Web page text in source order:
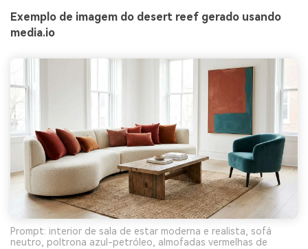
Exemplo de imagem do desert reef gerado usando
media.io
Prompt: interior de sala de estar moderna e realista, sofá
neutro, poltrona azul-petróleo, almofadas vermelhas de